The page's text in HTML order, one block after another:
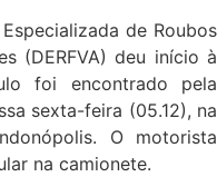
de Roubos
(DERFVA) deu início à
foi encontrado pela
sexta-feira (05.12), na
O motorista
na camionete.